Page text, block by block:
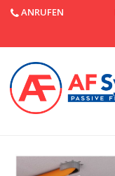
ANRUFEN
Startseite